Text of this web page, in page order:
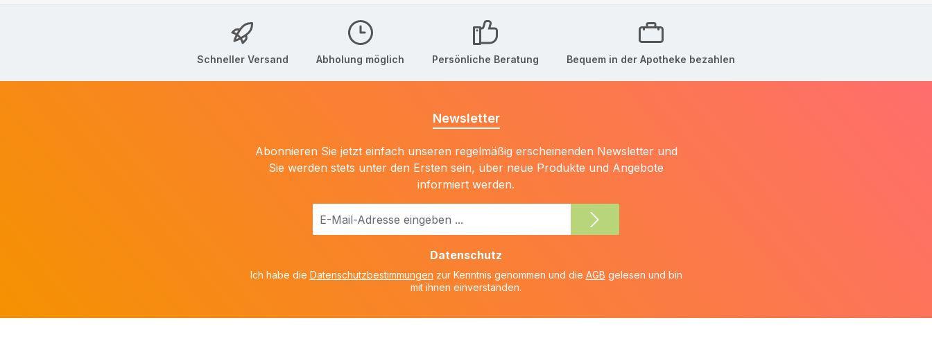
Schneller Versand Abholung möglich Persönliche Beratung Bequem in der Apotheke bezahlen
Newsletter
Abonnieren Sie jetzt einfach unseren regelmäßig erscheinenden Newsletter und
Sie werden stets unter den Ersten sein, über neue Produkte und Angebote
informiert werden.
E-
Datenschutz
Ich habe die Datenschutzbestimmungen zur Kenntnis genommen und die AGB gelesen und bin
mit ihnen einverstanden.